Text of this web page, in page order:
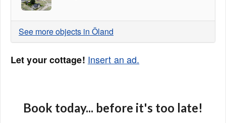
See more objects in Öland
Let your cottage! Insert an ad.
Book today... before it's too late!